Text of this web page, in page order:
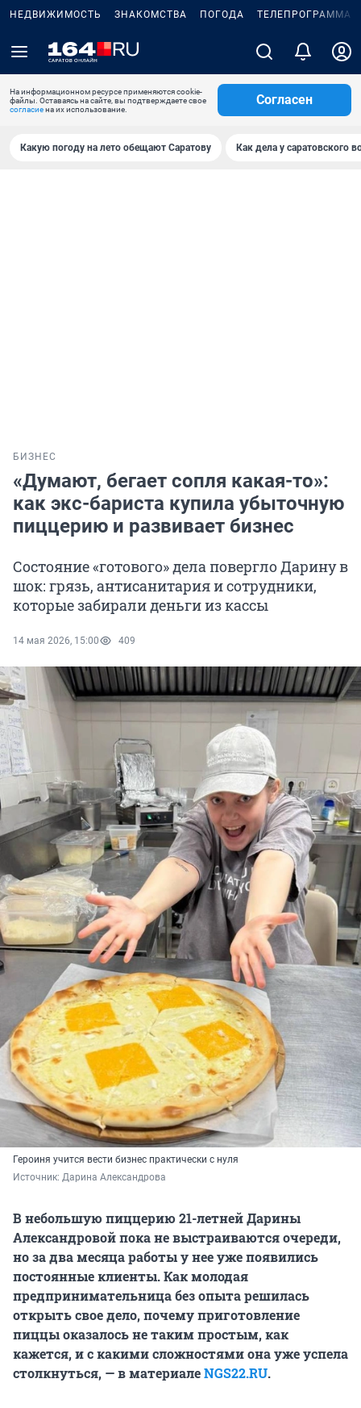
НЕДВИЖИМОСТЬ ЗНАКОМСТВА ПОГОДА ТЕЛЕПРОГРАММА
На информационном ресурсе применяются cookie-
файлы. Оставаясь на сайте, вы подтверждаете свое
согласиена их использование.
Согласен
Какую погоду на лето обещают Саратову Как дела у саратовского
БИЗНЕС
«Думают, бегает сопля какая-то»:
как экс-бариста купила убыточную
пиццерию и развивает бизнес
Состояние «готового» дела повергло Дарину в
шок: грязь, антисанитария и сотрудники,
которые забирали деньги из кассы
14 мая 2026, 15:00 409
Героиня учится вести бизнес практически с нуля
Источник: Дарина Александрова
В небольшую пиццерию 21-летней Дарины
Александровой пока не выстраиваются очереди,
но за два месяца работы у нее уже появились
постоянные клиенты. Как молодая
предпринимательница без опыта решилась
открыть свое дело, почему приготовление
пиццы оказалось не таким простым, как
кажется, и с какими сложностями она уже успела
столкнуться, — в материалеNGS22.RU.